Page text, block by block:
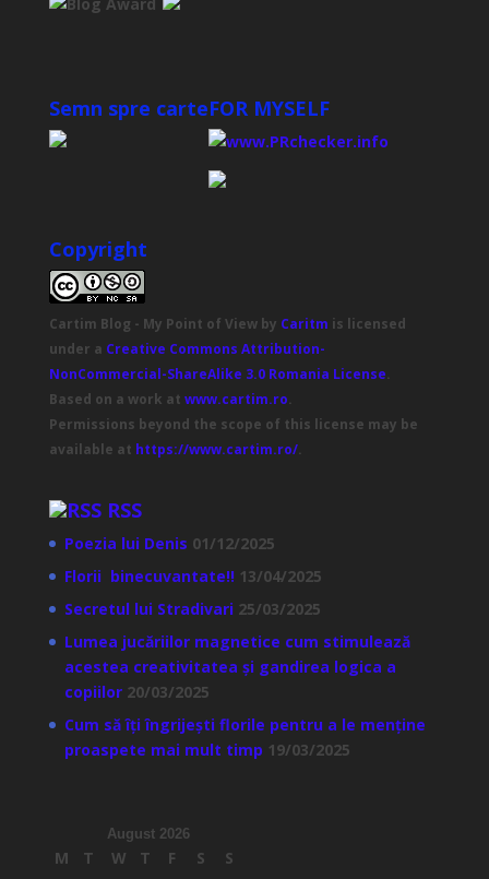
Semn spre carteFOR MYSELF
Copyright
Cartim Blog - My Point of Viewby Caritm is licensed
under a Creative Commons Attribution-
NonCommercial-ShareAlike 3.0 Romania License.
Based on a work at www.cartim.ro.
Permissions beyond the scope of this license may be
available at https://www.cartim.ro/.
RSS
Poezia lui Denis 01/12/2025
Florii binecuvantate!! 13/04/2025
Secretul lui Stradivari 25/03/2025
Lumea jucăriilor magnetice cum stimulează
acestea creativitatea și gandirea logica a
copiilor 20/03/2025
Cum să îți îngrijești florile pentru a le menține
proaspete mai mult timp 19/03/2025
August 2026
M T W T F S
S